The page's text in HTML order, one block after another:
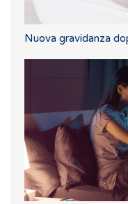
Nuova gravidanza